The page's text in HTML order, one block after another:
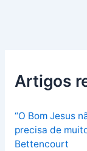
Artigos
“O Bom Jesus
precisa de
Bettencourt